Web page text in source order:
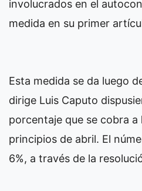
involucrados en el
medida en su primer
Esta medida se da luego
dirige Luis Caputo
porcentaje que se cobra a
principios de abril. El
6%, a través de la